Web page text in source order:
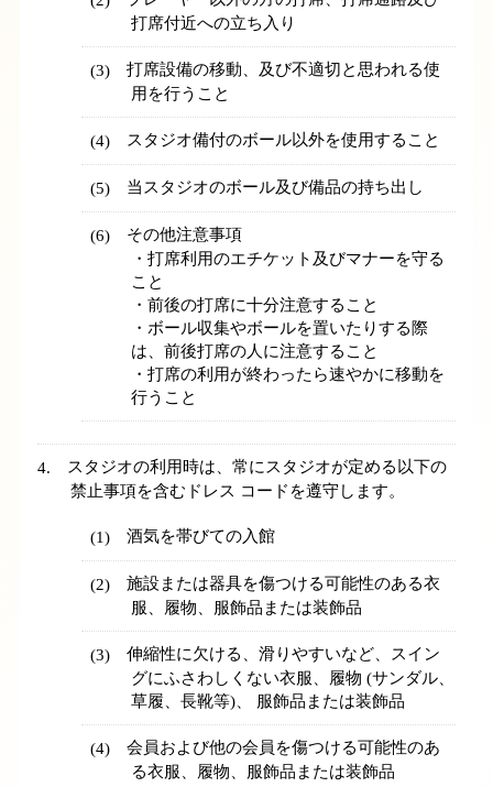
打席付近への立ち入り
打席設備の移動、及び不適切と思われる使
用を行うこと
スタジオ備付のボール以外を使用すること
当スタジオのボール及び備品の持ち出し
その他注意事項
・打席利用のエチケット及びマナーを守る
こと
・前後の打席に十分注意すること
・ボール収集やボールを置いたりする際
は、前後打席の人に注意すること
・打席の利用が終わったら速やかに移動を
行うこと
スタジオの利用時は、常にスタジオが定める以下の
禁止事項を含むドレス コードを遵守します。
酒気を帯びての入館
施設または器具を傷つける可能性のある衣
服、履物、服飾品または装飾品
伸縮性に欠ける、滑りやすいなど、スイン
グにふさわしくない衣服、履物 (サンダル、
草履、長靴等)、 服飾品または装飾品
会員および他の会員を傷つける可能性のあ
る衣服、履物、服飾品または装飾品